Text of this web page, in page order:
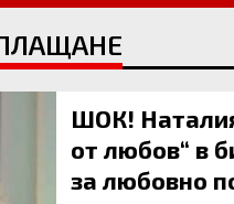
ШОК!
от любов“ в
за любовно